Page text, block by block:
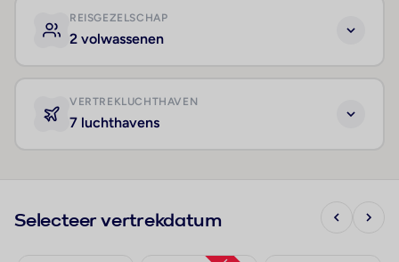
REISGEZELSCHAP
2 volwassenen
VERTREKLUCHTHAVEN
7 luchthavens
Selecteer vertrekdatum